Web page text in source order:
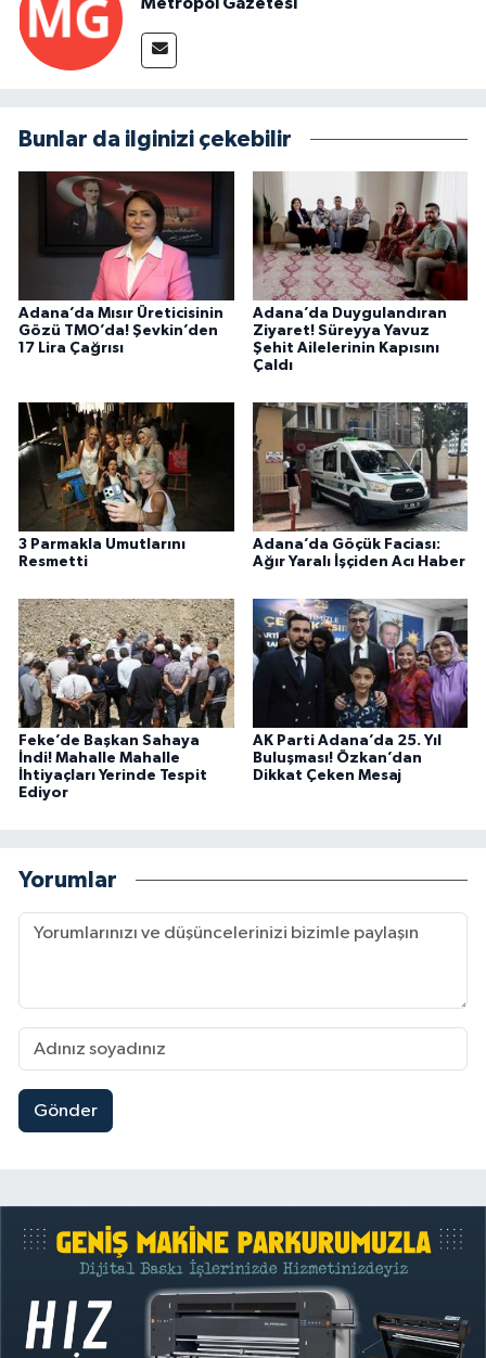
Bunlar da ilginizi çekebilir
Adana’da Mısır Üreticisinin
Gözü TMO’da! Şevkin’den
17 Lira Çağrısı
Adana’da Duygulandıran
Ziyaret! Süreyya Yavuz
Şehit Ailelerinin Kapısını
Çaldı
3 Parmakla Umutlarını
Resmetti
Adana’da Göçük Faciası:
Ağır Yaralı İşçiden Acı Haber
Feke’de Başkan Sahaya
İndi! Mahalle Mahalle
İhtiyaçları Yerinde Tespit
Ediyor
AK Parti Adana’da 25. Yıl
Buluşması! Özkan’dan
Dikkat Çeken Mesaj
Yorumlar
Gönder